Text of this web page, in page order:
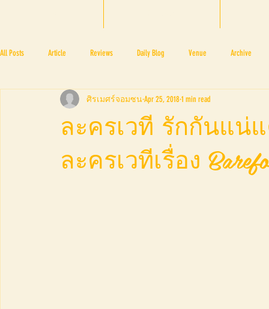
All Posts Article Reviews Daily Blog Venue Archive
BAPA BTF2017 NOV 4 5
ละครเวที รักกันแน่
ละครเวทีเรื่อง
ศิรเมศร์จอมซนApr 25, 20181 min read